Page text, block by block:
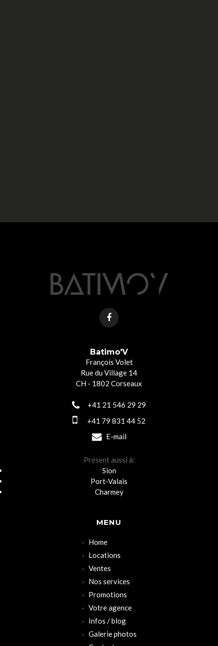
MENU
Home
Locations
Ventes
Nos services
Promotions
Votre agence
Infos / blog
Galerie photos
Batimo'V
François Volet
Rue du Village 14
CH - 1802 Corseaux
+41 21 546 29 29
+41 79 831 44 52
E-mail
Présent aussi à:
Sion
Port-Valais
Charmey